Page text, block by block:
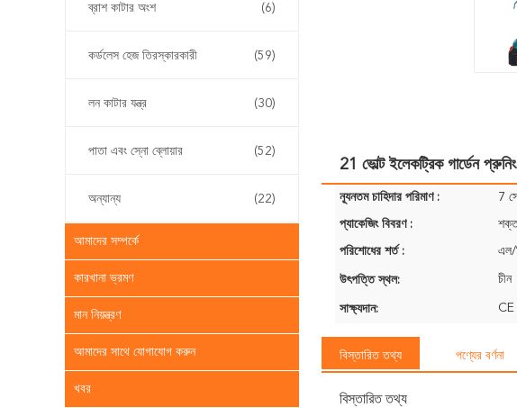
ব্রাশ কাটার অংশ (6)
কর্ডলেস হেজ তিরস্কারকারী (59)
লন কাটার যন্ত্র (30)
পাতা এবং স্নো ব্লোয়ার (52)
অন্যান্য (22)
আমাদের সম্পর্কে
কারখানা ভ্রমণ
মান নিয়ন্ত্রণ
আমাদের সাথে যোগাযোগ করুন
খবর
21 ভোল্ট ইলেকট্রিক গার্ডেন
ন্যূনতম চাহিদার পরিমাণ : 7
প্যাকেজিং বিবরণ : শক্ত
পরিশোধের শর্ত : এল/
উৎপত্তি স্থল: চীন
সাক্ষ্যদান: CE
বিস্তারিত তথ্য পণ্যের বর্ণনা
বিস্তারিত তথ্য